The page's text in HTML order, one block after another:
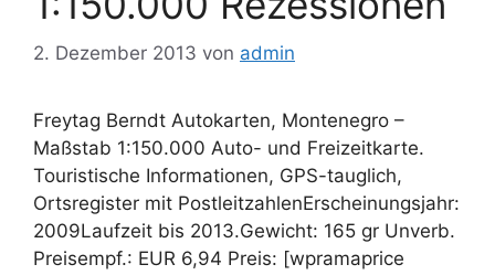
2. Dezember 2013 von admin
Freytag Berndt Autokarten, Montenegro –
Maßstab 1:150.000 Auto- und Freizeitkarte.
Touristische Informationen, GPS-tauglich,
Ortsregister mit PostleitzahlenErscheinungsjahr:
2009Laufzeit bis 2013.Gewicht: 165 gr Unverb.
Preisempf.: EUR 6,94 Preis: [wpramaprice